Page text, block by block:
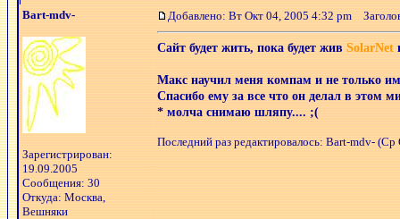
Bart-mdv-
Зарегистрирован:
19.09.2005
Сообщения: 30
Откуда: Москва,
Вешняки
Добавлено: Вт Окт 04, 2005 4:32 pm
Сайт будет жить, пока будет жив SolarNet
Макс научил меня компам и не только
Спасибо ему за все что он делал в этом
* молча снимаю шляпу.... ;(
Последний раз редактировалось: Bart-mdv- (Ср